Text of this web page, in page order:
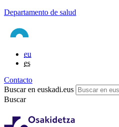
Departamento de salud
eu
es
Contacto
Buscar en euskadi.eus
Buscar